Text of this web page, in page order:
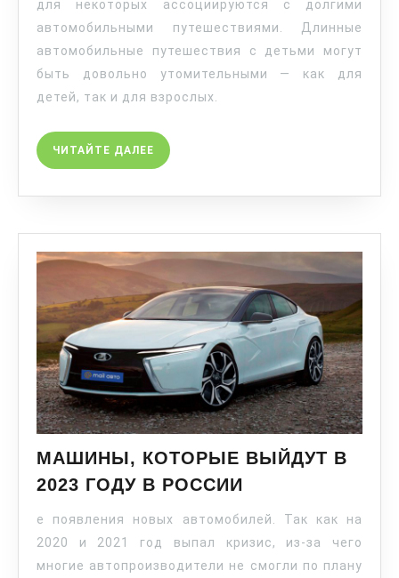
для некоторых ассоциируются с долгими
автомобильными путешествиями. Длинные
автомобильные путешествия с детьми могут
быть довольно утомительными — как для
детей, так и для взрослых.
ЧИТАЙТЕ ДАЛЕЕ
МАШИНЫ, КОТОРЫЕ ВЫЙДУТ В
2023 ГОДУ В РОССИИ
е появления новых автомобилей. Так как на
2020 и 2021 год выпал кризис, из-за чего
многие автопроизводители не смогли по плану